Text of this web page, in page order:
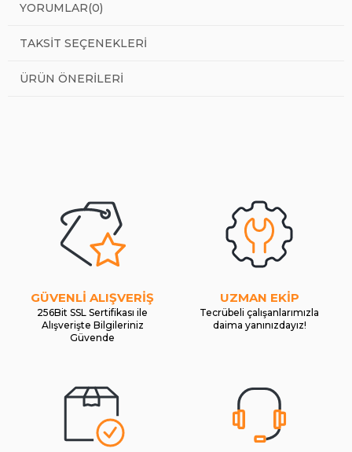
YORUMLAR(0)
TAKSIT SEÇENEKLERI
ÜRÜN ÖNERILERI
GÜVENLİ ALIŞVERİŞ
256Bit SSL Sertifikası ile
Alışverişte Bilgileriniz
Güvende
UZMAN EKİP
Tecrübeli çalışanlarımızla
daima yanınızdayız!